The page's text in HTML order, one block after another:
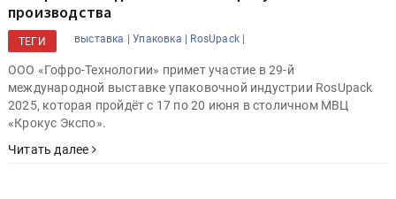
производства
ТЕГИ выставка | Упаковка | RosUpack |
ООО «Гофро-Технологии» примет участие в 29-й
международной выставке упаковочной индустрии RosUpack
2025, которая пройдёт с 17 по 20 июня в столичном МВЦ
«Крокус Экспо».
Читать далее